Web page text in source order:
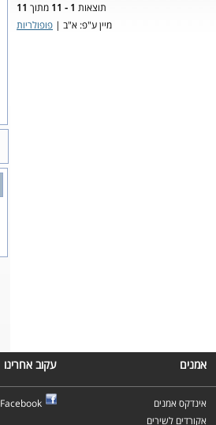
תוצאות 1 - 11 מתוך 11
מיין ע"פ: א"ב | פופולריות
אמנים עקוב אחרינו
אינדקס אמנים
אקורדים לשירים
Facebook